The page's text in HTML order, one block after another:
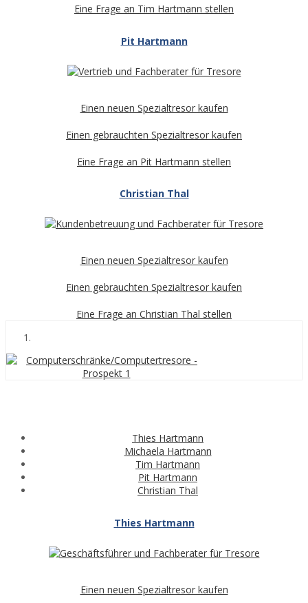
Eine Frage an Tim Hartmann stellen
Pit Hartmann
Einen neuen Spezialtresor kaufen
Einen gebrauchten Spezialtresor kaufen
Eine Frage an Pit Hartmann stellen
Christian Thal
Einen neuen Spezialtresor kaufen
Einen gebrauchten Spezialtresor kaufen
Eine Frage an Christian Thal stellen
Thies Hartmann
Michaela Hartmann
Tim Hartmann
Pit Hartmann
Christian Thal
Thies Hartmann
Einen neuen Spezialtresor kaufen